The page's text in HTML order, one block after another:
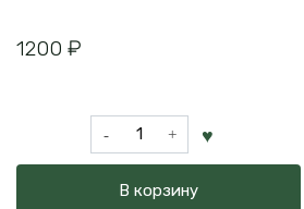
1200 ₽
Количество
товара
пурпурная
В корзину